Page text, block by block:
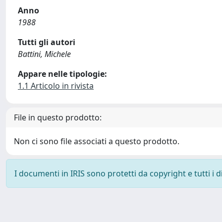
Anno
1988
Tutti gli autori
Battini, Michele
Appare nelle tipologie:
1.1 Articolo in rivista
File in questo prodotto:
Non ci sono file associati a questo prodotto.
I documenti in IRIS sono protetti da copyright e tutti i